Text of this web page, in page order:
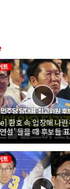
환호 속 입장해 나란
설’ 들을 때 후보들
불어민주당 당대표
동연설회